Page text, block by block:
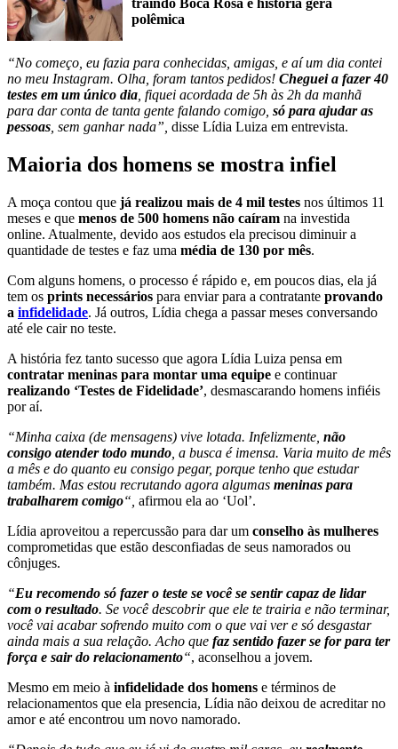
traindo Boca Rosa e história gera
polêmica
“No começo, eu fazia para conhecidas, amigas, e aí um dia contei
no meu Instagram. Olha, foram tantos pedidos! Cheguei a fazer 40
testes em um único dia , fiquei acordada de 5h às 2h da manhã
para dar conta de tanta gente falando comigo, só para ajudar as
pessoas , sem ganhar nada”, disse Lídia Luiza em entrevista.
Maioria dos homens se mostra infiel
A moça contou que já realizou mais de 4 mil testes nos últimos 11
meses e que menos de 500 homens não caíram na investida
online. Atualmente, devido aos estudos ela precisou diminuir a
quantidade de testes e faz uma média de 130 por mês.
Com alguns homens, o processo é rápido e, em poucos dias, ela já
tem os prints necessários para enviar para a contratante provando
a infidelidade. Já outros, Lídia chega a passar meses conversando
até ele cair no teste.
A história fez tanto sucesso que agora Lídia Luiza pensa em
contratar meninas para montar uma equipe e continuar
realizando ‘Testes de Fidelidade’, desmascarando homens infiéis
por aí.
“Minha caixa (de mensagens) vive lotada. Infelizmente, não
consigo atender todo mundo , a busca é imensa. Varia muito de mês
a mês e do quanto eu consigo pegar, porque tenho que estudar
também. Mas estou recrutando agora algumas meninas para
trabalharem comigo“, afirmou ela ao ‘Uol’.
Lídia aproveitou a repercussão para dar um conselho às mulheres
comprometidas que estão desconfiadas de seus namorados ou
cônjuges.
“Eu recomendo só fazer o teste se você se sentir capaz de lidar
com o resultado. Se você descobrir que ele te trairia e não terminar,
você vai acabar sofrendo muito com o que vai ver e só desgastar
ainda mais a sua relação. Acho que faz sentido fazer se for para ter
força e sair do relacionamento“, aconselhou a jovem.
Mesmo em meio à infidelidade dos homens e términos de
relacionamentos que ela presencia, Lídia não deixou de acreditar no
amor e até encontrou um novo namorado.